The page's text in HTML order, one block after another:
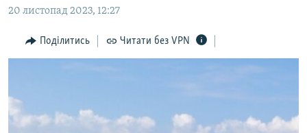
до
навігації
Перейти
пошуку
ПОЛІТИКА
БЛОГИ
ВСЕ ЗА ДЕНЬ
20 листопад 2023, 12:27
Поділитись Читати без VPN